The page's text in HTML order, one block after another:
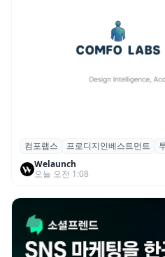
컴포랩스, 프로디지인
드 투자 유치
컴포랩스 프로디지인베스트먼트
Welaunch
오늘 오전 1:08